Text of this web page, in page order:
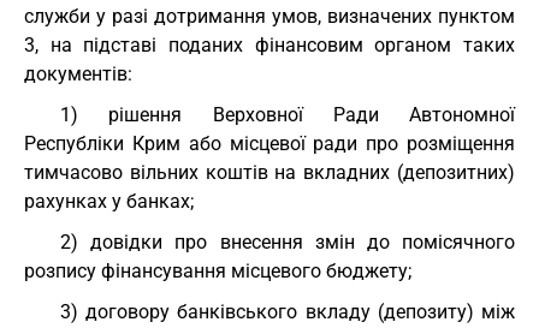
служби у разі дотримання умов, визначених пунктом
3, на підставі поданих фінансовим органом таких
документів:
1) рішення Верховної Ради Автономної
Республіки Крим або місцевої ради про розміщення
тимчасово вільних коштів на вкладних (депозитних)
рахунках у банках;
2) довідки про внесення змін до помісячного
розпису фінансування місцевого бюджету;
3) договору банківського вкладу (депозиту) між